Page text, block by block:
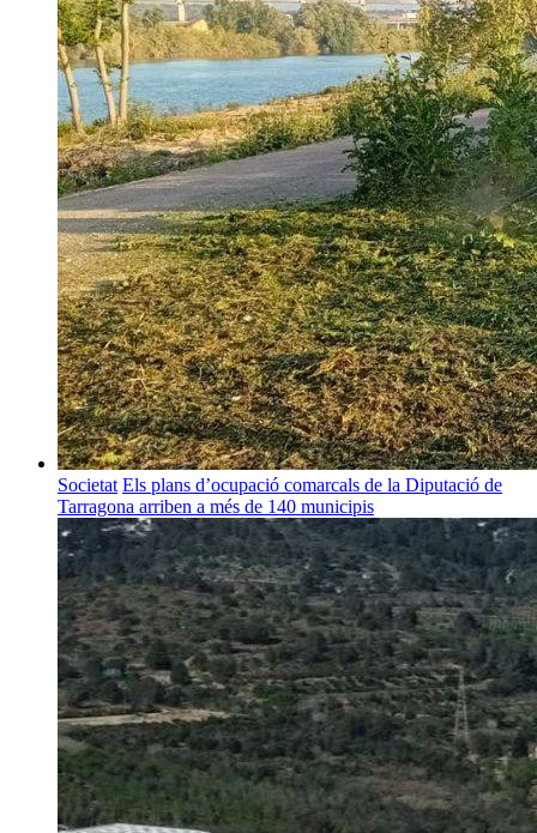
Societat Els plans d’ocupació comarcals de la Diputació de
Tarragona arriben a més de 140 municipis